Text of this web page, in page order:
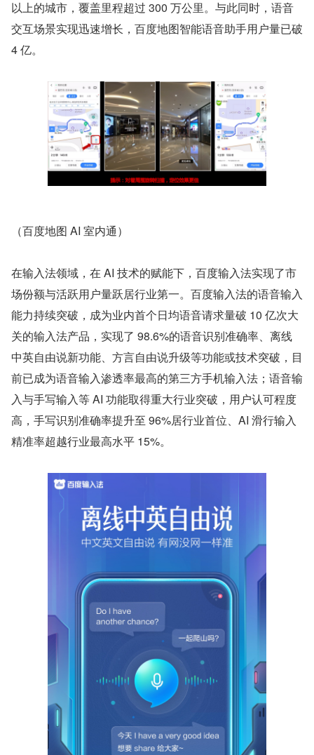
以上的城市，覆盖里程超过 300 万公里。与此同时，语音
交互场景实现迅速增长，百度地图智能语音助手用户量已破
4 亿。
（百度地图 AI 室内通）
在输入法领域，在 AI 技术的赋能下，百度输入法实现了市
场份额与活跃用户量跃居行业第一。百度输入法的语音输入
能力持续突破，成为业内首个日均语音请求量破 10 亿次大
关的输入法产品，实现了 98.6%的语音识别准确率、离线
中英自由说新功能、方言自由说升级等功能或技术突破，目
前已成为语音输入渗透率最高的第三方手机输入法；语音输
入与手写输入等 AI 功能取得重大行业突破，用户认可程度
高，手写识别准确率提升至 96%居行业首位、AI 滑行输入
精准率超越行业最高水平 15%。